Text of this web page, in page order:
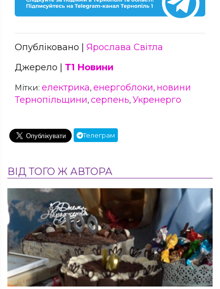
Опубліковано | Ярослава Світла
Джерело | Т1 Новини
Мітки: електрика, енергоблоки, новини
Тернопільщини, серпень, Укренерго
Телеграм
ВІД ТОГО Ж АВТОРА